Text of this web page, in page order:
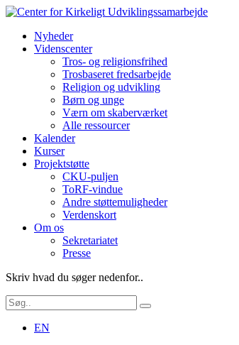
Nyheder
Videnscenter
Tros- og religionsfrihed
Trosbaseret fredsarbejde
Religion og udvikling
Børn og unge
Værn om skaberværket
Alle ressourcer
Kalender
Kurser
Projektstøtte
CKU-puljen
ToRF-vindue
Andre støttemuligheder
Verdenskort
Om os
Sekretariatet
Presse
Skriv hvad du søger nedenfor..
EN